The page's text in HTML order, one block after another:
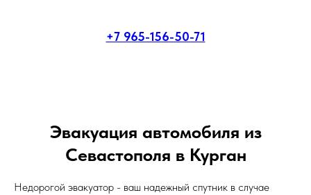
+7 965-156-50-71
Эвакуация автомобиля из
Севастополя в Курган
Недорогой эвакуатор - ваш надежный спутник в случае